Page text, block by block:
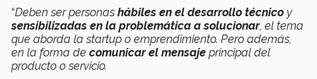
“Deben ser personas hábiles en el desarrollo técnico y
sensibilizadas en la problemática a solucionar, el tema
que aborda la startup o emprendimiento. Pero además,
en la forma de comunicar el mensaje principal del
producto o servicio.